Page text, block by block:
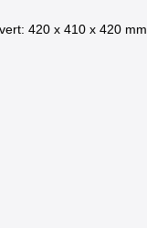
420 x 410 x 420 mm